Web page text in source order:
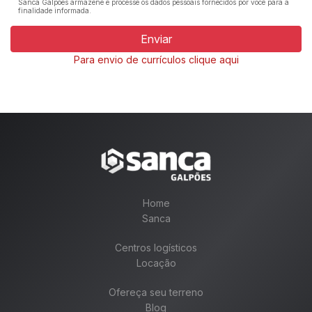
AV. ESCOLA
1 KM 5 KM
CL SP Politécnica
Sanca Galpões armazene e processe os dados pessoais fornecidos por você para a
finalidade informada.
Para envio de currículos clique aqui
Home
Sanca
Centros logísticos
Locação
Ofereça seu terreno
Blog